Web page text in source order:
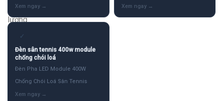
sản
lượng
cao
và
phân
phối
ánh
✓
Đèn sân tennis 400w module
chống chói loá
Đèn Pha LED Module 400W
Chống Chói Loá Sân Tennis